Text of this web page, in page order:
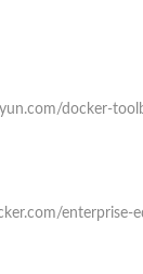
docker-
enterprise-